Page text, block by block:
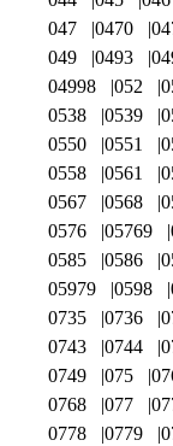
047
0470
049
0493
04998
052
0538
0539
0550
0551
0558
0561
0567
0568
0576
05769
0585
0586
05979
0598
0735
0736
0743
0744
0749
075
0768
077
0778
0779